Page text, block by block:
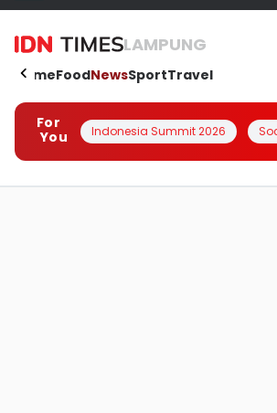
LAMPUNG
HomeFoodNewsSportTravel
For
You
Indonesia Summit 2026